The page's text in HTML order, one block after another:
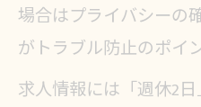
場合はプライバシーの
がトラブル防止のポイ
求人情報には「週休2